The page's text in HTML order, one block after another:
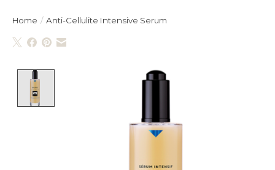
Home / Anti-Cellulite Intensive Serum
Product image slideshow Items